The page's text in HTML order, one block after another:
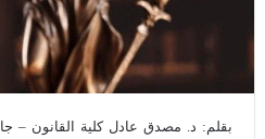
بقلم: د. مصدق عادل كلية القانون –